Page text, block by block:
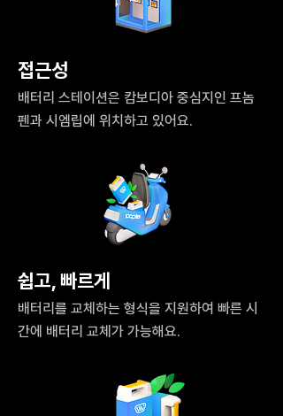
​접근성
배터리 스테이션은 캄보디아 중심지인 프놈
펜과 시엠립에 위치하고 있어요.
쉽고, 빠르게
배터리를 교체하는 형식을 지원하여 빠른 시
간에 배터리 교체가 가능해요.